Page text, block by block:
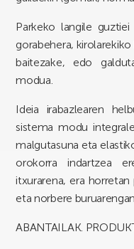
Parkeko langile
gorabehera,
baitezake, edo
modua.
Ideia irabazlearen
sistema modu
malgutasuna eta
orokorra indartzea
itxurarena, era
eta norbere
ABANTAILAK.